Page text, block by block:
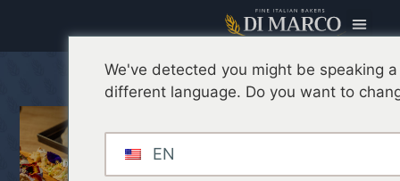
Buona
We've detected you might be speaking a
different language. Do you want to
EN